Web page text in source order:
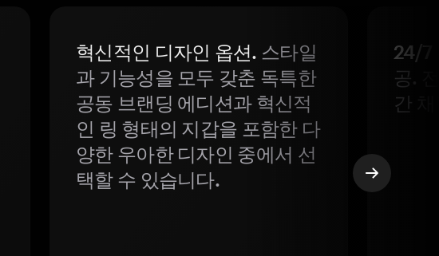
혁신적인 디자인 옵션. 스타일
과 기능성을 모두 갖춘 독특한
공동 브랜딩 에디션과 혁신적
인 링 형태의 지갑을 포함한 다
양한 우아한 디자인 중에서 선
택할 수 있습니다.
24/7
공.
간